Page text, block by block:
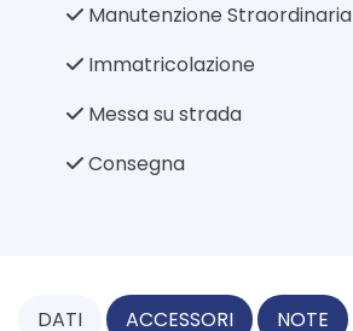
Manutenzione Straordinaria
Immatricolazione
Messa su strada
Consegna
DATI ACCESSORI NOTE